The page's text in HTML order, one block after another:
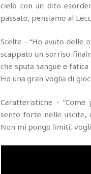
cielo con un dito
passato, pensiamo al
Scelte - “Ho avuto delle
scappato un sorriso
che sputa sangue e
Ho una gran voglia di
Caratteristiche -
sento forte nelle uscite,
Non mi pongo limiti,